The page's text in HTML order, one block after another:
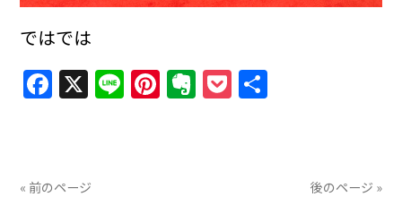
ではでは
Facebook
X LinePinterest
Evernote
Pocket
« 前のページ 後のページ »